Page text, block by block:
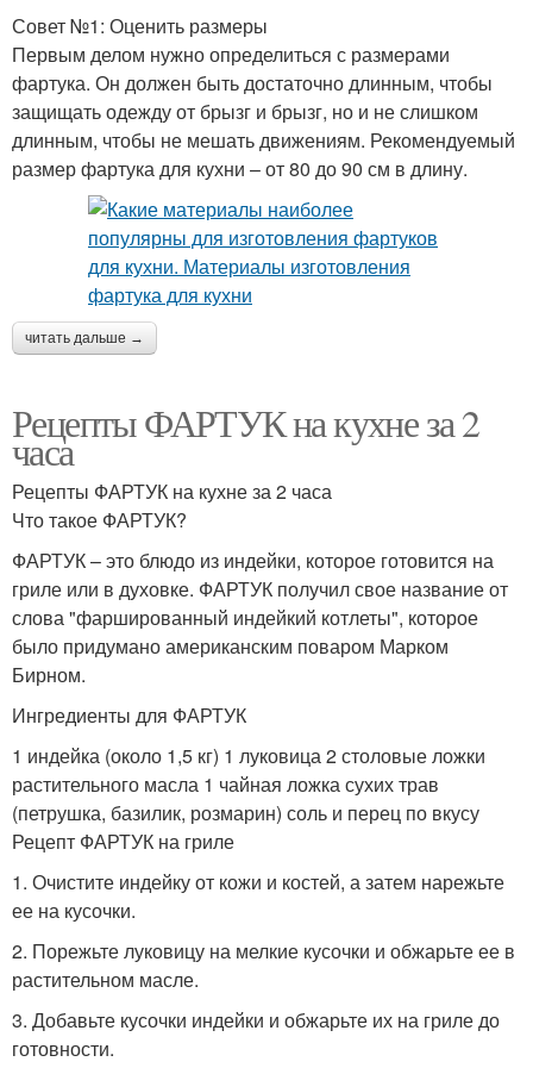
Совет №1: Оценить размеры
Первым делом нужно определиться с размерами
фартука. Он должен быть достаточно длинным, чтобы
защищать одежду от брызг и брызг, но и не слишком
длинным, чтобы не мешать движениям. Рекомендуемый
размер фартука для кухни – от 80 до 90 см в длину.
читать дальше →
Рецепты ФАРТУК на кухне за 2
часа
Рецепты ФАРТУК на кухне за 2 часа
Что такое ФАРТУК?
ФАРТУК – это блюдо из индейки, которое готовится на
гриле или в духовке. ФАРТУК получил свое название от
слова "фаршированный индейкий котлеты", которое
было придумано американским поваром Марком
Бирном.
Ингредиенты для ФАРТУК
1 индейка (около 1,5 кг) 1 луковица 2 столовые ложки
растительного масла 1 чайная ложка сухих трав
(петрушка, базилик, розмарин) соль и перец по вкусу
Рецепт ФАРТУК на гриле
1. Очистите индейку от кожи и костей, а затем нарежьте
ее на кусочки.
2. Порежьте луковицу на мелкие кусочки и обжарьте ее в
растительном масле.
3. Добавьте кусочки индейки и обжарьте их на гриле до
готовности.